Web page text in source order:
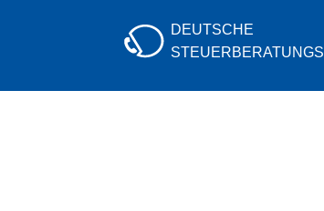
DEUTSCHE
STEUERBERATUNGS